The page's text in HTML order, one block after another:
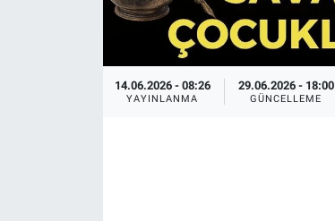
14.06.2026 - 08:26
YAYINLANMA
29.06.2026 - 18:00
GÜNCELLEME